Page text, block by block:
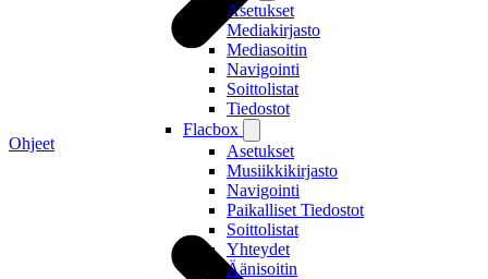
Asetukset
Mediakirjasto
Mediasoitin
Navigointi
Soittolistat
Tiedostot
Flacbox
Asetukset
Musiikkikirjasto
Navigointi
Paikalliset Tiedostot
Soittolistat
Yhteydet
Äänisoitin
Ohjeet